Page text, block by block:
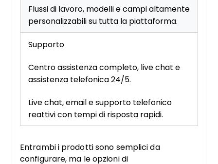
Flussi di lavoro, modelli e campi altamente
personalizzabili su tutta la piattaforma.
Supporto
Centro assistenza completo, live chat e
assistenza telefonica 24/5.
Live chat, email e supporto telefonico
reattivi con tempi di risposta rapidi.
Entrambi i prodotti sono semplici da
configurare, ma le opzioni di